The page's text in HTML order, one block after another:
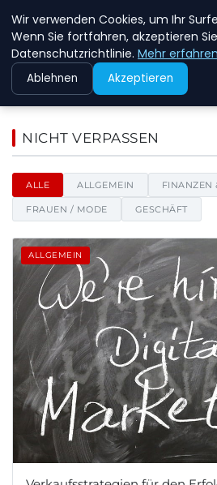
NEW
New Energy
NICHT VERPASSEN
ALLE ALLGEMEIN FINANZEN
FRAUEN / MODE GESCHÄFT
ALLGEMEIN
Wir verwenden Cookies, um Ihr
Wenn Sie fortfahren, akzeptieren
Datenschutzrichtlinie. Mehr erfahren
Ablehnen Akzeptieren